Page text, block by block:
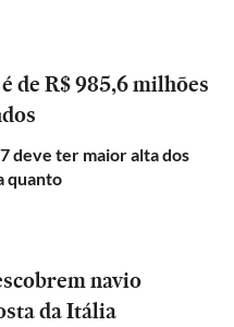
de R$ 985,6 milhões
deve ter maior alta dos
quanto
navio
da Itália